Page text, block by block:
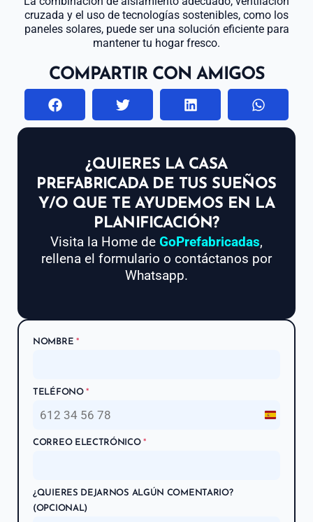
cruzada y el uso de tecnologías sostenibles, como los
paneles solares, puede ser una solución eficiente para
mantener tu hogar fresco.
COMPARTIR CON AMIGOS
¿QUIERES LA CASA
PREFABRICADA DE TUS SUEÑOS
Y/O QUE TE AYUDEMOS EN LA
PLANIFICACIÓN?
Visita la Home de GoPrefabricadas,
rellena el formulario o contáctanos por
Whatsapp.
NOMBRE *
TELÉFONO*
S
CORREO ELECTRÓNICO*
¿QUIERES DEJARNOS ALGÚN COMENTARIO?
(OPCIONAL)